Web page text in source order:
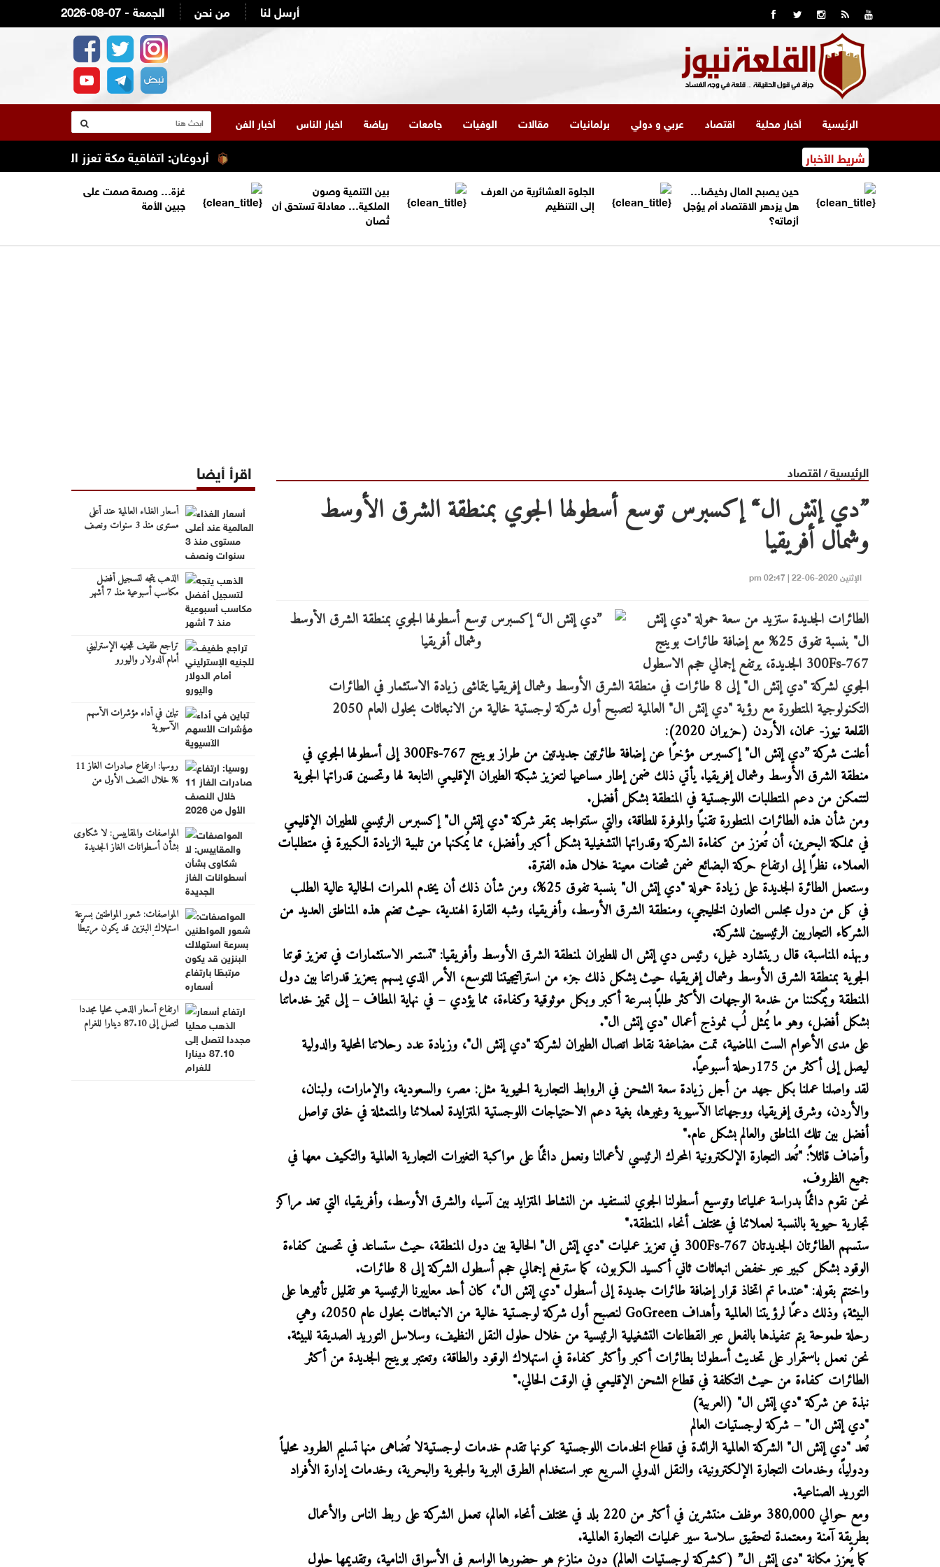
2026-08-07 - الجمعة من نحن أرسل لنا
الرئيسية أخبار محلية اقتصاد عربي و دولي برلمانيات مقالات الوفيات جامعات رياضة اخبار الناس أخبار الفن
شريط الأخبار أردوغان: اتفاقية مكة تعزز التعاون الأمني ولا
حين يصبح المال رخيصًا…
هل يزدهر الاقتصاد أم يؤجل
أزماته؟
الجلوة العشائرية من العرف
إلى التنظيم
بين التنمية وصون
الملكية… معادلة تستحق أن
تُصان
غزة… وصمة صمت على
جبين الأمة
الرئيسية/اقتصاد
”دي إتش ال“ إكسبرس توسع أسطولها الجوي بمنطقة الشرق الأوسط
وشمال أفريقيا
الإثنين 2020-06-22 | 02:47 pm
الطائرات الجديدة ستزيد من سعة حمولة "دي إتش
ال" بنسبة تفوق 25% مع إضافة طائرات بوينج
767-300Fs الجديدة، يرتفع إجمالي حجم الاسطول
الجوي لشركة "دي إتش ال" إلى 8 طائرات في منطقة الشرق الأوسط وشمال إفريقيا يتماشى زيادة الاستثمار في الطائرات
التكنولوجية المتطورة مع رؤية "دي إتش ال" العالمية لتصبح أول شركة لوجستية خالية من الانبعاثات بحلول العام 2050
القلعة نيوز- عمان، الأردن (حزيران 2020):
أعلنت شركة ”دي إتش ال" إكسبرس مؤخرًا عن إضافة طائرتين جديدتين من طراز بوينج 767-300Fs إلى أسطولها الجوي في
منطقة الشرق الأوسط وشمال إفريقيا. يأتي ذلك ضمن إطار مساعيها لتعزيز شبكة الطيران الإقليمي التابعة لها وتحسين قدراتها الجوية
لتتمكن من دعم المتطلبات اللوجستية في المنطقة بشكل أفضل.
ومن شأن هذه الطائرات المتطورة تقنيًا والموفرة للطاقة، والتي ستتواجد بمقر شركة "دي إتش ال" إكسبرس الرئيسي للطيران الإقليمي
في مملكة البحرين، أن تُعزز من كفاءة الشركة وقدراتها التشغيلية بشكل أكبر وأفضل، مما يُمكنها من تلبية الزيادة الكبيرة في متطلبات
العملاء، نظرًا إلى ارتفاع حركة البضائع ضمن شحنات معينة خلال هذه الفترة.
وستعمل الطائرة الجديدة على زيادة حمولة "دي إتش ال" بنسبة تفوق 25%، ومن شأن ذلك أن يخدم الممرات الحالية عالية الطلب
في كل من دول مجلس التعاون الخليجي، ومنطقة الشرق الأوسط، وأفريقيا، وشبه القارة الهندية، حيث تضم هذه المناطق العديد من
الشركاء التجاريين الرئيسيين للشركة.
وبهذه المناسبة، قال ريتشارد غيل، رئيس دي إتش ال للطيران لمنطقة الشرق الأوسط وأفريقيا: "تستمر الاستثمارات في تعزيز قوتنا
الجوية بمنطقة الشرق الأوسط وشمال إفريقيا، حيث يشكل ذلك جزء من استراتيجيتنا للتوسع، الأمر الذي يسهم بتعزيز قدراتنا بين دول
المنطقة ويُمّكننا من خدمة الوجهات الأكثر طلبًا بسرعة أكبر وبكل موثوقية وكفاءة، مما يؤدي – في نهاية المطاف – إلى تميز خدماتنا
بشكل أفضل، وهو ما يُمثل لُب نموذج أعمال "دي إتش ال".
على مدى الأعوام الست الماضية، تمت مضاعفة نقاط اتصال الطيران لشركة "دي إتش ال"، وزيادة عدد رحلاتنا المحلية والدولية
ليصل إلى أكثر من 175رحلة أسبوعيًا.
لقد واصلنا عملنا بكل جهد من أجل زيادة سعة الشحن في الروابط التجارية الحيوية مثل: مصر، والسعودية، والإمارات، ولبنان،
والأردن، وشرق إفريقيا، ووجهاتنا الآسيوية وغيرها، بغية دعم الاحتياجات اللوجستية المتزايدة لعملائنا والمتمثلة في خلق تواصل
أفضل بين تلك المناطق والعالم بشكل عام."
وأضاف قائلاً: "تُعد التجارة الإلكترونية المحرك الرئيسي لأعمالنا ونعمل دائمًا على مواكبة التغيرات التجارية العالمية والتكيف معها في
جميع الظروف.
نحن نقوم دائمًا بدراسة عملياتنا وتوسيع أسطولنا الجوي لنستفيد من النشاط المتزايد بين آسيا، والشرق الأوسط، وأفريقيا، التي تعد مراكز
تجارية حيوية بالنسبة لعملائنا في مختلف أنحاء المنطقة."
ستسهم الطائرتان الجديدتان 767-300Fs في تعزيز عمليات "دي إتش ال" الحالية بين دول المنطقة، حيث ستساعد في تحسين كفاءة
الوقود بشكل كبير عبر خفض انبعاثات ثاني أكسيد الكربون، كما سترفع إجمالي حجم أسطول الشركة إلى 8 طائرات.
واختتم بقوله: "عندما تم اتخاذ قرار إضافة طائرات جديدة إلى أسطول "دي إتش ال"، كان أحد معاييرنا الرئيسية هو تقليل تأثيرها على
البيئة؛ وذلك دعمًا لرؤيتنا العالمية وأهداف GoGreen لنصبح أول شركة لوجستية خالية من الانبعاثات بحلول عام 2050، وهي
رحلة طموحة يتم تنفيذها بالفعل عبر القطاعات التشغيلية الرئيسية من خلال حلول النقل النظيف، وسلاسل التوريد الصديقة للبيئة.
نحن نعمل باستمرار على تحديث أسطولنا بطائرات أكبر وأكثر كفاءة في استهلاك الوقود والطاقة، وتعتبر بوينج الجديدة من أكثر
الطائرات كفاءة من حيث التكلفة في قطاع الشحن الإقليمي في الوقت الحالي."
نبذة عن شركة "دي إتش ال" (العربية)
"دي إتش ال" – شركة لوجستيات العالم
تُعد "دي إتش ال" الشركة العالمية الرائدة في قطاع الخدمات اللوجستية كونها تقدم خدمات لوجستيةلا تُضاهى منها تسليم الطرود محلياً
ودولياً، وخدمات التجارة الإلكترونية، والنقل الدولي السريع عبر استخدام الطرق البرية والجوية والبحرية، وخدمات إدارة الأفراد
التوريد الصناعية.
ومع حوالي 380,000 موظف منتشرين في أكثر من 220 بلد في مختلف أنحاء العالم، تعمل الشركة على ربط الناس والأعمال
بطريقة آمنة ومعتمدة لتحقيق سلاسة سير عمليات التجارة العالمية.
كما يُعزز مكانة "دي إتش ال” (كشركة لوجستيات العالم) دون منازع هو حضورها الواسع في الأسواق النامية، وتقديمها حلول
اقرأ أيضا
أسعار الغذاء العالمية عند أعلى
مستوى منذ 3 سنوات ونصف
الذهب يتجه لتسجيل أفضل
مكاسب أسبوعية منذ 7 أشهر
تراجع طفيف للجنيه الإسترليني
أمام الدولار واليورو
تباين في أداء مؤشرات الأسهم
الآسيوية
روسيا: ارتفاع صادرات الغاز 11
% خلال النصف الأول من
المواصفات والمقاييس: لا شكاوى
بشأن أسطوانات الغاز الجديدة
المواصفات: شعور المواطنين بسرعة
استهلاك البنزين قد يكون مرتبطًا
ارتفاع أسعار الذهب محليا مجددا
لتصل إلى 87.10 دينارا للغرام